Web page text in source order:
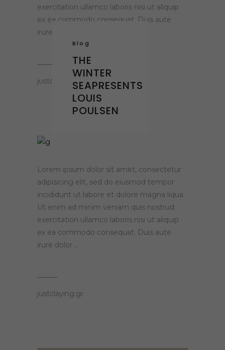
exercitation ullamco laboris nisi ut aliquip
ex ea commodo consequat. Duis aute
irure dolor
justclaying.gr
Blog
THE
WINTER
SEAPRESENTS
LOUIS
POULSEN
Lorem ipsum dolor sit amet, consectetur
adipisicing elit, sed do eiusmod tempor
incididunt ut labore et dolore magna liqua.
Ut enim ad minim veniam quis nostrud
exercitation ullamco laboris nisi ut aliquip
ex ea commodo consequat. Duis aute
irure dolor
justclaying.gr